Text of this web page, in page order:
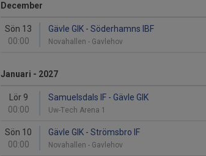
December
Sön 13
00:00
Gävle GIK - Söderhamns IBF
Novahallen - Gavlehov
Januari - 2027
Lör 9
00:00
Samuelsdals IF - Gävle GIK
Uw-Tech Arena 1
Sön 10
00:00
Gävle GIK - Strömsbro IF
Novahallen - Gavlehov